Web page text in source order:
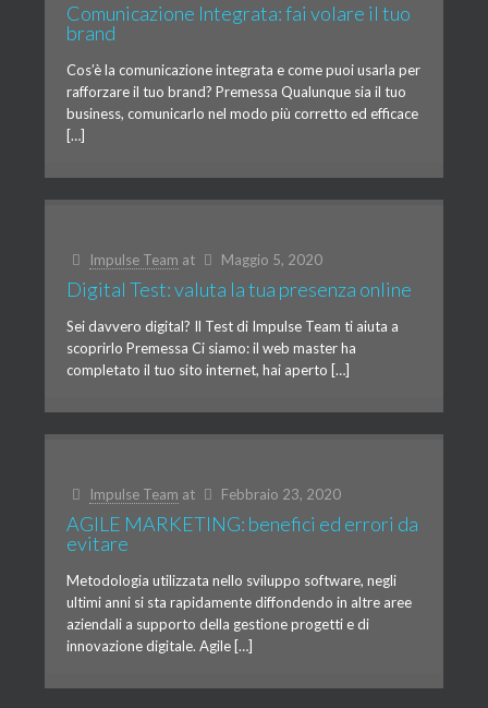
Comunicazione Integrata: fai volare il tuo
brand
Cos’è la comunicazione integrata e come puoi usarla per
rafforzare il tuo brand? Premessa Qualunque sia il tuo
business, comunicarlo nel modo più corretto ed efficace
[…]
Impulse Team at Maggio 5, 2020
Digital Test: valuta la tua presenza online
Sei davvero digital? Il Test di Impulse Team ti aiuta a
scoprirlo Premessa Ci siamo: il web master ha
completato il tuo sito internet, hai aperto […]
Impulse Team at Febbraio 23, 2020
AGILE MARKETING: benefici ed errori da
evitare
Metodologia utilizzata nello sviluppo software, negli
ultimi anni si sta rapidamente diffondendo in altre aree
aziendali a supporto della gestione progetti e di
innovazione digitale. Agile […]